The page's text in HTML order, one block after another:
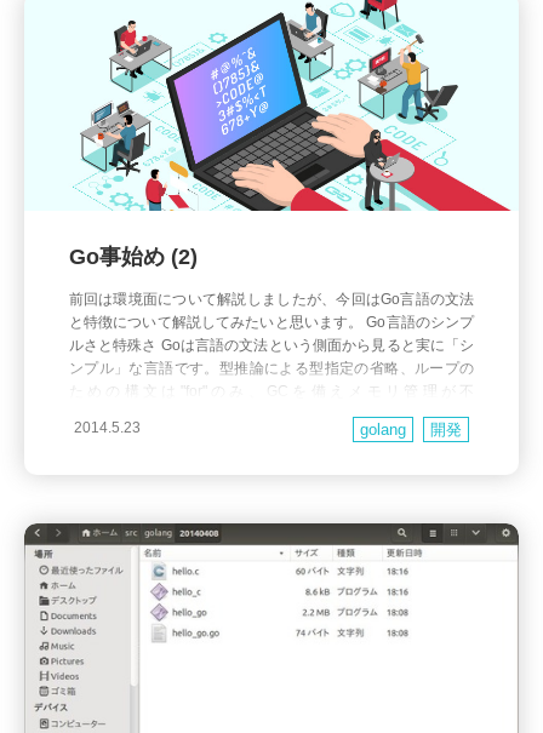
Go事始め (2)
前回は環境面について解説しましたが、今回はGo言語の文法
と特徴について解説してみたいと思います。 Go言語のシンプ
ルさと特殊さ Goは言語の文法という側面から見ると実に「シ
ンプル」な言語です。型推論による型指定の省略、ループの
ための構文は"for"のみ、GCを備えメモリ管理が不
要・・・・・・などなどプログラムを最低限のコード量で記
述できるように設計されています。 また、一方でGoは他言語
2014.5.23 開発
golang